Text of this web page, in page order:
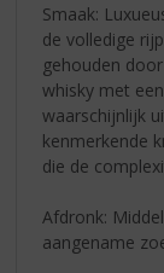
Smaak:
de volledige
gehouden
whisky met
waarschijnlijk
kenmerkende
die de
Afdronk:
aangename